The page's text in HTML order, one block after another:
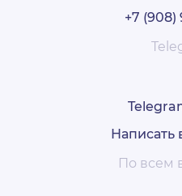
+7 (908)
Написать
По всем